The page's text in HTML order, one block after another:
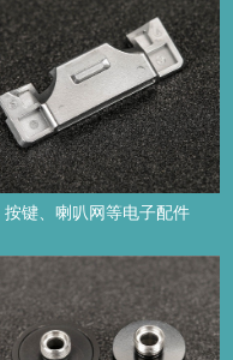
按键、喇叭网等电子配件